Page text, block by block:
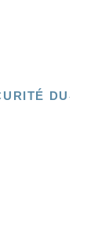
DU